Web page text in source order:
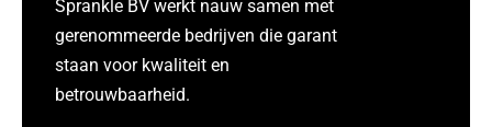
Sprankle BV werkt nauw samen met
gerenommeerde bedrijven die garant
staan voor kwaliteit en
betrouwbaarheid.